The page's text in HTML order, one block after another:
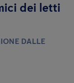
dei letti
DALLE